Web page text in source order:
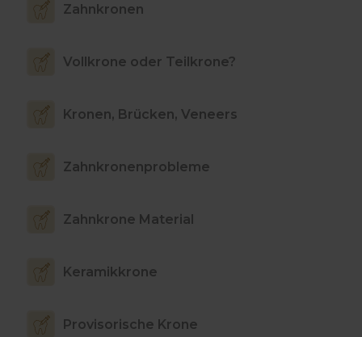
Zahnkronen
Vollkrone oder Teilkrone?
Kronen, Brücken, Veneers
Zahnkronenprobleme
Zahnkrone Material
Keramikkrone
Provisorische Krone